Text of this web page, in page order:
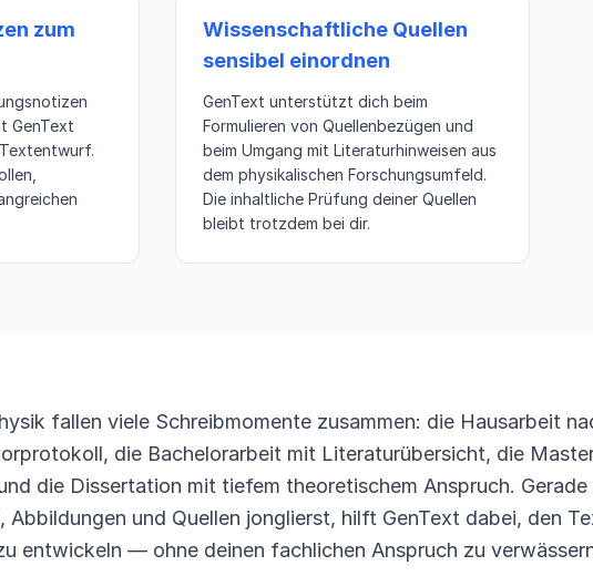
zum
GenText
Wissenschaftliche Quellen
sensibel einordnen
GenText unterstützt dich beim
Formulieren von Quellenbezügen und
beim Umgang mit Literaturhinweisen aus
dem physikalischen Forschungsumfeld.
Die inhaltliche Prüfung deiner Quellen
bleibt trotzdem bei dir.
fallen viele Schreibmomente zusammen: die Hausarbeit
die Bachelorarbeit mit Literaturübersicht, die
die Dissertation mit tiefem theoretischem Anspruch.
Abbildungen und Quellen jonglierst, hilft GenText dabei, den
entwickeln — ohne deinen fachlichen Anspruch zu